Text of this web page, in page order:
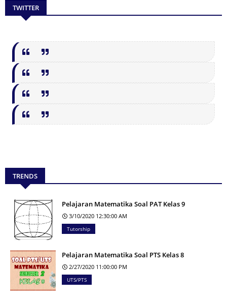
TWITTER
TRENDS
Pelajaran Matematika Soal PAT Kelas 9
3/10/2020 12:30:00 AM
Tutorship
Pelajaran Matematika Soal PTS Kelas 8
2/27/2020 11:00:00 PM
UTS/PTS